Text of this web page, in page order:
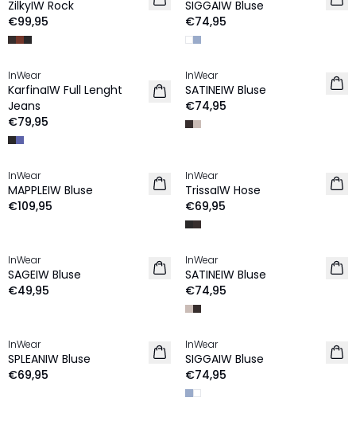
ZilkyIW Rock
€99,95
SIGGAIW Bluse
€74,95
NEU
InWear
KarfinaIW Full Lenght
Jeans
€79,95
NEU
InWear
SATINEIW Bluse
€74,95
NEU
InWear
MAPPLEIW Bluse
€109,95
NEU
InWear
TrissaIW Hose
€69,95
NEU
InWear
SAGEIW Bluse
€49,95
NEU
InWear
SATINEIW Bluse
€74,95
NEU
InWear
SPLEANIW Bluse
€69,95
NEU
InWear
SIGGAIW Bluse
€74,95